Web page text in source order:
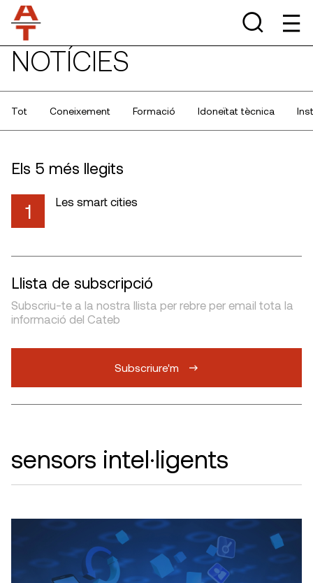
NOTÍCIES
Tot Coneixement Formació Idoneïtat tècnica
Els 5 més llegits
1 Les smart cities
Llista de subscripció
Subscriu-te a la nostra llista per rebre per email tota la
informació del Cateb
Subscriure'm
sensors intel·ligents